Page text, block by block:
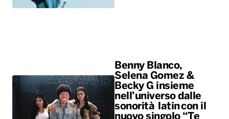
Benny Blanco,
Selena Gomez &
Becky G insieme
nell’universo dalle
sonorità latin con il
nuovo singolo “Te